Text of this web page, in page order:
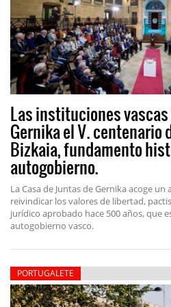
Las instituciones
Gernika el V. centenario
Bizkaia, fundamento
autogobierno.
La Casa de Juntas de Gernika acoge
reivindicar los valores de libertad,
jurídico aprobado hace 500 años, que
autogobierno vasco.
PORTUGALETE